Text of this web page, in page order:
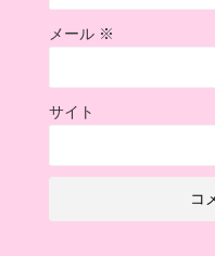
メール ※
サイト